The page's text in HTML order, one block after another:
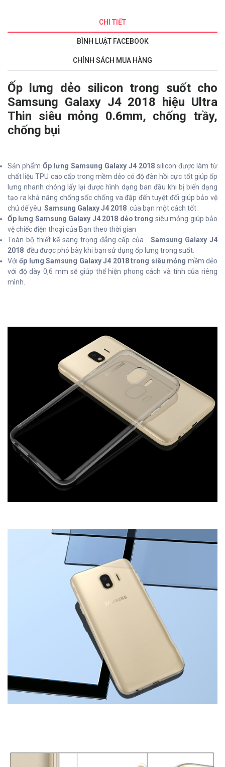
CHI TIẾT
BÌNH LUẬT FACEBOOK
CHÍNH SÁCH MUA HÀNG
Ốp lưng dẻo silicon trong suốt cho
Samsung Galaxy J4 2018 hiệu Ultra
Thin siêu mỏng 0.6mm, chống trầy,
chống bụi
Sản phẩm Ốp lưng Samsung Galaxy J4 2018 silicon được làm từ
chất liệu TPU cao cấp trong mềm dẻo có độ đàn hồi cực tốt giúp ốp
lưng nhanh chóng lấy lại được hình dạng ban đầu khi bị biến dạng
tạo ra khả năng chống sốc chống va đập đến tuyệt đối giúp bảo vệ
chú dế yêu Samsung Galaxy J4 2018 của bạn một cách tốt.
Ốp lưng Samsung Galaxy J4 2018 dẻo trong siêu mỏng giúp bảo
vệ chiếc điện thoại của Bạn theo thời gian
Toàn bộ thiết kế sang trọng đẳng cấp của
Samsung Galaxy J4
2018 đều được phô bày khi bạn sử dụng ốp lưng trong suốt.
Vớiốp lưng Samsung Galaxy J4 2018 trong siêu mỏng mềm dẻo
với độ dày 0,6 mm sẽ giúp thể hiện phong cách và tính của riêng
mình.